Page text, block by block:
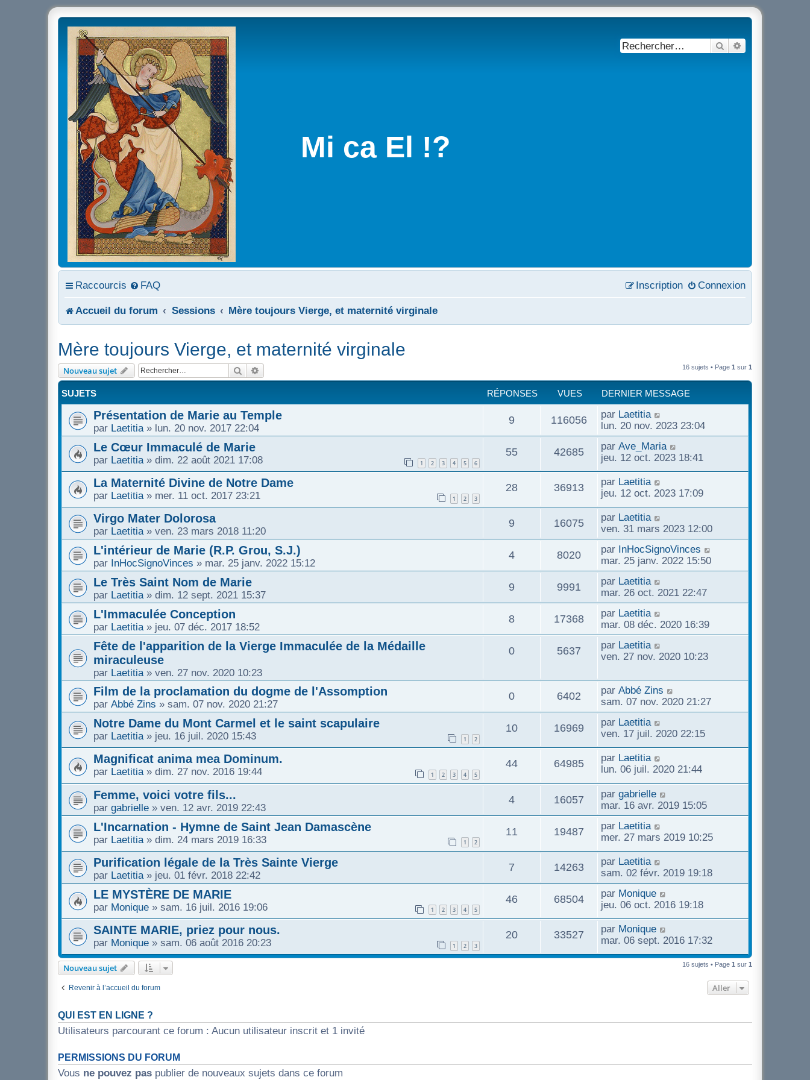
Mi ca El !?
Rechercher
Raccourcis FAQ Connexion
Inscription
Accueil du forum Sessions Mère toujours Vierge, et maternité virginale
Mère toujours Vierge, et maternité virginale
Nouveau sujet Rechercher 16 sujets • Page 1 sur 1
SUJETS RÉPONSES VUES DERNIER MESSAGE
Présentation de Marie au Temple
par Laetitia » lun. 20 nov. 2017 22:04
9 116056 par Laetitia
lun. 20 nov. 2023 23:04
Le Cœur Immaculé de Marie
par Laetitia » dim. 22 août 2021 17:08 1 2 3 4 5 6
55 42685 par Ave_Maria
jeu. 12 oct. 2023 18:41
La Maternité Divine de Notre Dame
par Laetitia » mer. 11 oct. 2017 23:21 1 2 3
28 36913 par Laetitia
jeu. 12 oct. 2023 17:09
Virgo Mater Dolorosa
par Laetitia » ven. 23 mars 2018 11:20
9 16075 par Laetitia
ven. 31 mars 2023 12:00
L'intérieur de Marie (R.P. Grou, S.J.)
par InHocSignoVinces » mar. 25 janv. 2022 15:12
4 8020 par InHocSignoVinces
mar. 25 janv. 2022 15:50
Le Très Saint Nom de Marie
par Laetitia » dim. 12 sept. 2021 15:37
9 9991 par Laetitia
mar. 26 oct. 2021 22:47
L'Immaculée Conception
par Laetitia » jeu. 07 déc. 2017 18:52
8 17368 par Laetitia
mar. 08 déc. 2020 16:39
Fête de l'apparition de la Vierge Immaculée de la Médaille
miraculeuse
par Laetitia » ven. 27 nov. 2020 10:23
0 5637 par Laetitia
ven. 27 nov. 2020 10:23
Film de la proclamation du dogme de l'Assomption
par Abbé Zins » sam. 07 nov. 2020 21:27
0 6402 par Abbé Zins
sam. 07 nov. 2020 21:27
Notre Dame du Mont Carmel et le saint scapulaire
par Laetitia » jeu. 16 juil. 2020 15:43 1 2
10 16969 par Laetitia
ven. 17 juil. 2020 22:15
Magnificat anima mea Dominum.
par Laetitia » dim. 27 nov. 2016 19:44 1 2 3 4 5
44 64985 par Laetitia
lun. 06 juil. 2020 21:44
Femme, voici votre fils...
par gabrielle » ven. 12 avr. 2019 22:43
4 16057 par gabrielle
mar. 16 avr. 2019 15:05
L'Incarnation - Hymne de Saint Jean Damascène
par Laetitia » dim. 24 mars 2019 16:33 1 2
11 19487 par Laetitia
mer. 27 mars 2019 10:25
Purification légale de la Très Sainte Vierge
par Laetitia » jeu. 01 févr. 2018 22:42
7 14263 par Laetitia
sam. 02 févr. 2019 19:18
LE MYSTÈRE DE MARIE
par Monique » sam. 16 juil. 2016 19:06 1 2 3 4 5
46 68504 par Monique
jeu. 06 oct. 2016 19:18
SAINTE MARIE, priez pour nous.
par Monique » sam. 06 août 2016 20:23 1 2 3
20 33527 par Monique
mar. 06 sept. 2016 17:32
Nouveau sujet 16 sujets • Page 1 sur 1
Revenir à l’accueil du forum Aller
QUI EST EN LIGNE ?
Utilisateurs parcourant ce forum : Aucun utilisateur inscrit et 1 invité
PERMISSIONS DU FORUM
Vous ne pouvez pas publier de nouveaux sujets dans ce forum